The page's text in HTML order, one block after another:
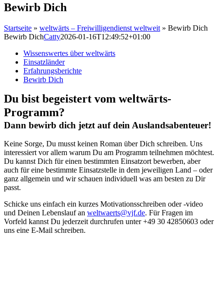
Bewirb Dich
Startseite » weltwärts – Freiwilligendienst weltweit » Bewirb Dich
Bewirb DichCatty2026-01-16T12:49:52+01:00
Wissenswertes über weltwärts
Einsatzländer
Erfahrungsberichte
Bewirb Dich
Du bist begeistert vom weltwärts-
Programm?
Dann bewirb dich jetzt auf dein Auslandsabenteuer!
Keine Sorge, Du musst keinen Roman über Dich schreiben. Uns
interessiert vor allem warum Du am Programm teilnehmen möchtest.
Du kannst Dich für einen bestimmten Einsatzort bewerben, aber
auch für eine bestimmte Einsatzstelle in dem jeweiligen Land – oder
ganz allgemein und wir schauen individuell was am besten zu Dir
passt.
Schicke uns einfach ein kurzes Motivationsschreiben oder -video
und Deinen Lebenslauf an weltwaerts@vjf.de. Für Fragen im
Vorfeld kannst Du jederzeit durchrufen unter +49 30 42850603 oder
uns eine E-Mail schreiben.